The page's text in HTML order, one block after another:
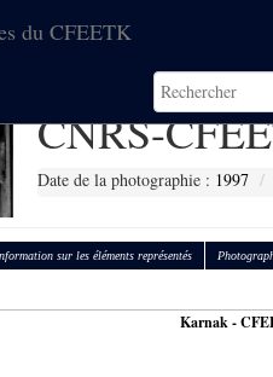
du CFEETK
CNRS-
Date de la photographie : 1997
sur les éléments représentés